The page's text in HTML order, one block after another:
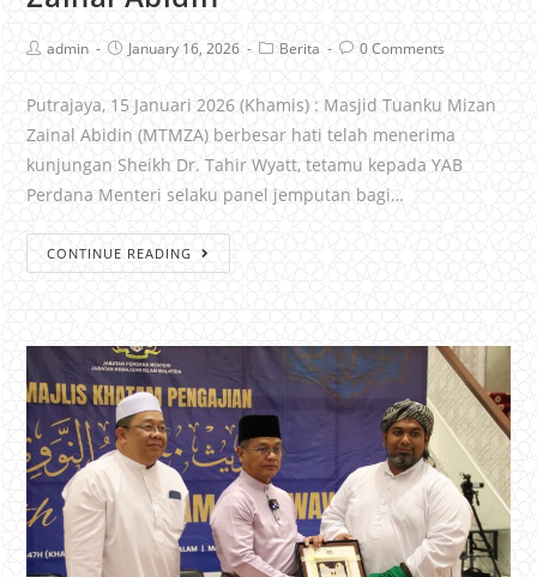
admin January 16, 2026 Berita 0 Comments
Putrajaya, 15 Januari 2026 (Khamis) : Masjid Tuanku Mizan
Zainal Abidin (MTMZA) berbesar hati telah menerima
kunjungan Sheikh Dr. Tahir Wyatt, tetamu kepada YAB
Perdana Menteri selaku panel jemputan bagi…
CONTINUE READING